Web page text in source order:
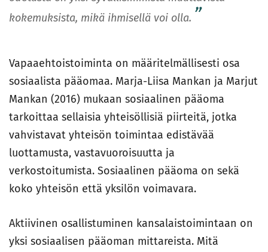
kokemuksista, mikä ihmisellä voi olla.
Vapaaehtoistoiminta on määritelmällisesti osa
sosiaalista pääomaa. Marja-Liisa Mankan ja Marjut
Mankan (2016) mukaan sosiaalinen pääoma
tarkoittaa sellaisia yhteisöllisiä piirteitä, jotka
vahvistavat yhteisön toimintaa edistävää
luottamusta, vastavuoroisuutta ja
verkostoitumista. Sosiaalinen pääoma on sekä
koko yhteisön että yksilön voimavara.
Aktiivinen osallistuminen kansalaistoimintaan on
yksi sosiaalisen pääoman mittareista. Mitä